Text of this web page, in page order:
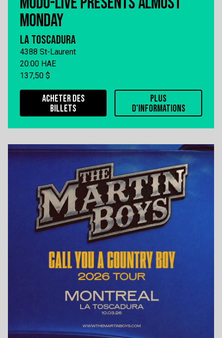
MONDAY
LA TOSCADURA
4388 St-Laurent
20:00 HAE
137,50 $
ACHETER DES
BILLETS
PLUS
D'INFORMATIONS